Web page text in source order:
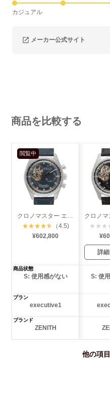
カジュアル
メーカー公式サイト
商品を比較する
閲覧中
★★★★★
（4.5)
¥602,800
★ ★ ★
詳
商品状態
S: 使用感がない S: 使
プラン
executive1
ブランド
ZENITH
他の項